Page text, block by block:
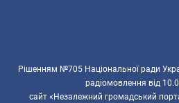
Рішенням №705 Національної ради
радіомовлення від
сайт «Незалежний громадський